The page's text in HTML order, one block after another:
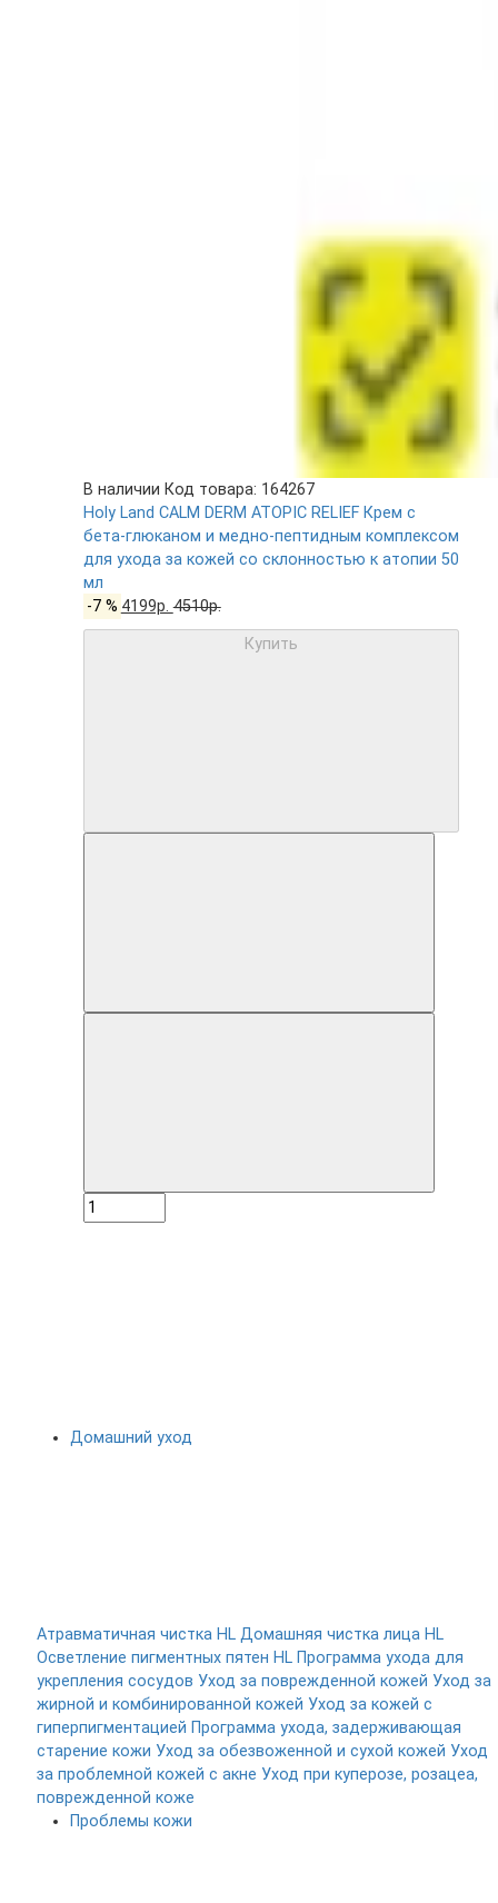
В наличии Код товара: 164267
Holy Land CALM DERM ATOPIC RELIEF Крем с
бета-глюканом и медно-пептидным комплексом
для ухода за кожей со склонностью к атопии 50
мл
-7 % 4199р.4510р.
Купить
Домашний уход
Атравматичная чистка HL Домашняя чистка лица HL
Осветление пигментных пятен HL Программа ухода для
укрепления сосудов Уход за поврежденной кожей Уход за
жирной и комбинированной кожей Уход за кожей с
гиперпигментацией Программа ухода, задерживающая
старение кожи Уход за обезвоженной и сухой кожей Уход
за проблемной кожей с акне Уход при куперозе, розацеа,
поврежденной коже
Проблемы кожи